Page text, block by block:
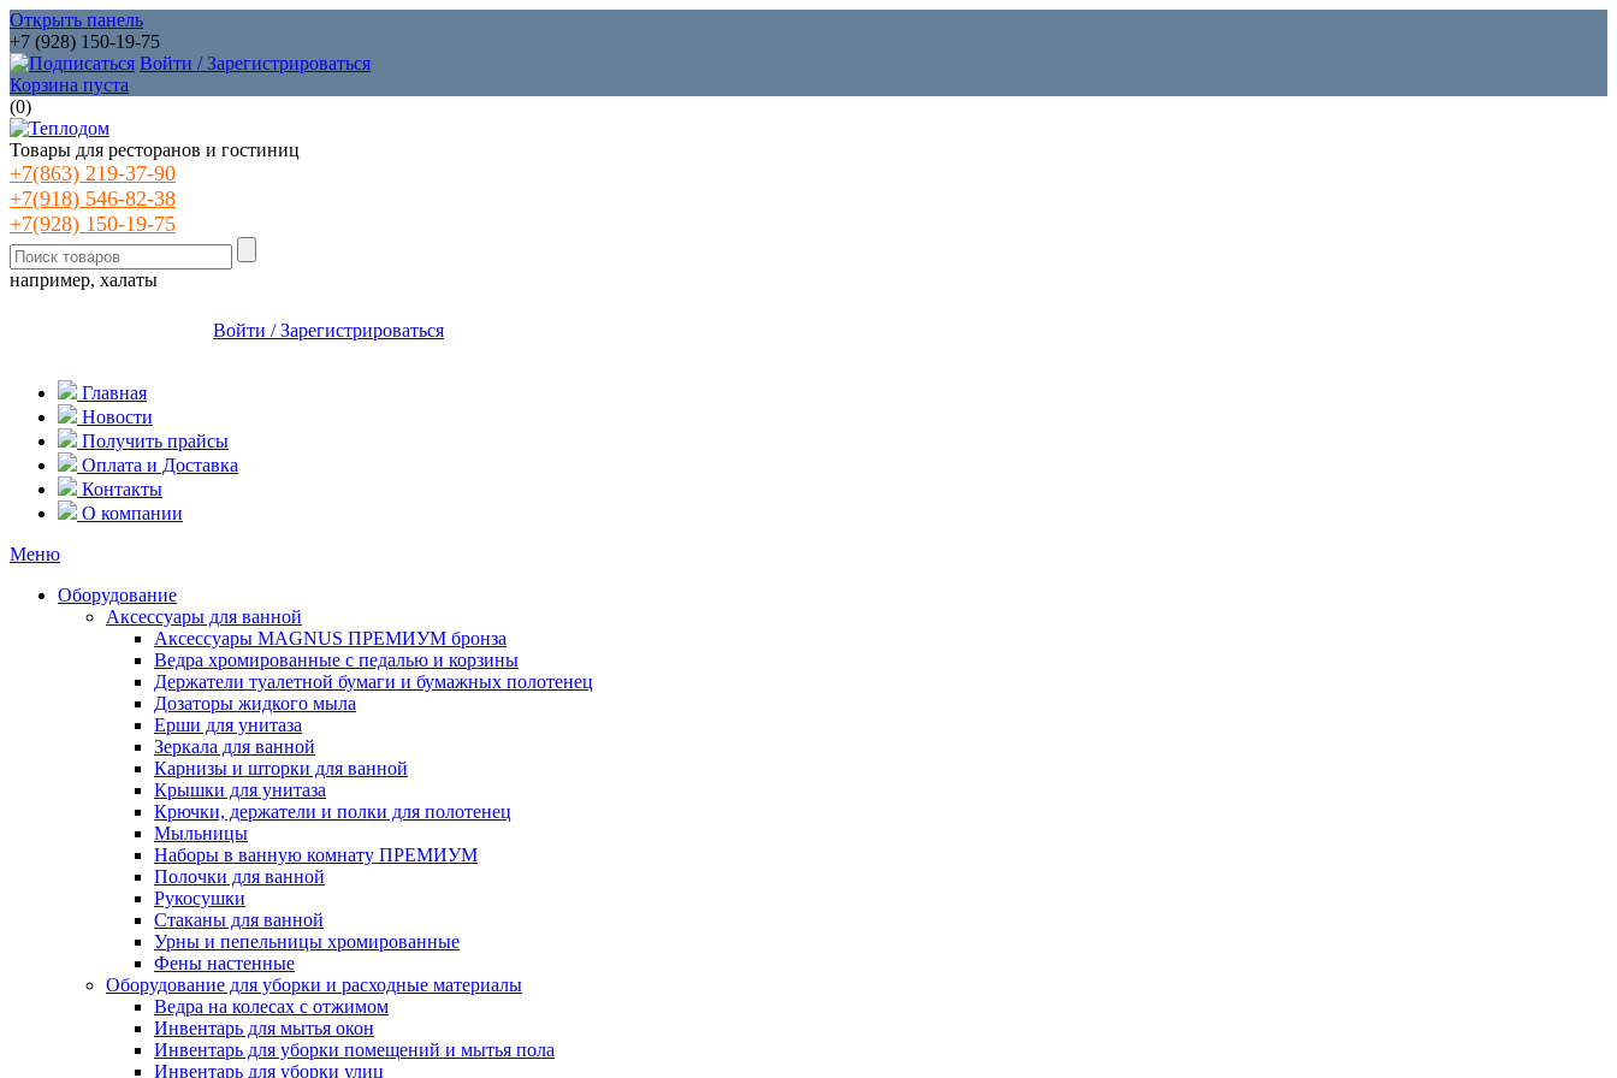
Открыть панель
+7 (928) 150-19-75
Войти / Зарегистрироваться
Корзина пуста
(0)
Товары для ресторанов и гостиниц
+7(863) 219-37-90
+7(918) 546-82-38
+7(928) 150-19-75
например, халаты
Войти / Зарегистрироваться
Главная
Новости
Получить прайсы
Оплата и Доставка
Контакты
О компании
Меню
Оборудование
Аксессуары для ванной
Аксессуары MAGNUS ПРЕМИУМ бронза
Ведра хромированные с педалью и корзины
Держатели туалетной бумаги и бумажных полотенец
Дозаторы жидкого мыла
Ерши для унитаза
Зеркала для ванной
Карнизы и шторки для ванной
Крышки для унитаза
Крючки, держатели и полки для полотенец
Мыльницы
Наборы в ванную комнату ПРЕМИУМ
Полочки для ванной
Рукосушки
Стаканы для ванной
Урны и пепельницы хромированные
Фены настенные
Оборудование для уборки и расходные материалы
Ведра на колесах с отжимом
Инвентарь для мытья окон
Инвентарь для уборки помещений и мытья пола
Инвентарь для уборки улиц